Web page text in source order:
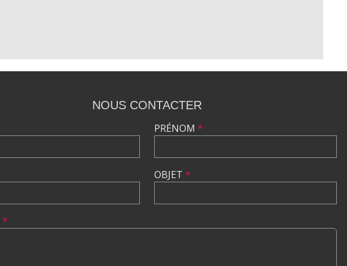
NOUS CONTACTER
PRÉNOM *
OBJET *
*